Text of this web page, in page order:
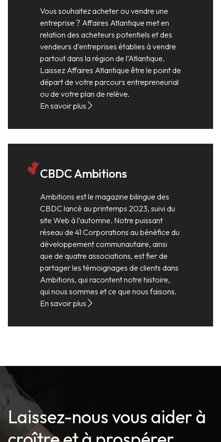
Vous souhaitez acheter ou vendre une
entreprise ? Affaires Atlantique met en
relation des acheteurs potentiels et des
vendeurs d’entreprises établies à vendre
partout dans la région de l’Atlantique.
Laissez Affaires Atlantique être le point de
départ de votre parcours entrepreneurial
ou de votre plan de relève.
En savoir plus
CBDC Ambitions
Ambitions est le magazine bilingue des
CBDC lancé au printemps 2023, suivi du
site Web à l’automne. Notre puissant
réseau de 41 Corporations au bénéfice du
développement communautaire, ainsi
que de quatre associations, est fier de
partager les témoignages de clients dans
Ambitions, qui racontent notre histoire,
qui nous sommes et ce que nous faisons.
En savoir plus
Laissez-nous vous aider à